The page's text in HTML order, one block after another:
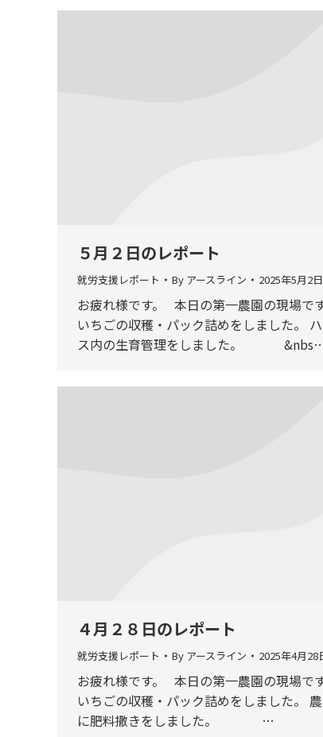
５月２日のレポート
就労支援レポート By アースライン 2025年5月2日
お疲れ様です。 本日の第一農園の現場です
いちごの収穫・パック詰めをしました。
ス内の生育管理をしました。
４月２８日のレポート
就労支援レポート By アースライン 2025年4月28
お疲れ様です。 本日の第一農園の現場です
いちごの収穫・パック詰めをしました。
に肥料撒きをしました。 …